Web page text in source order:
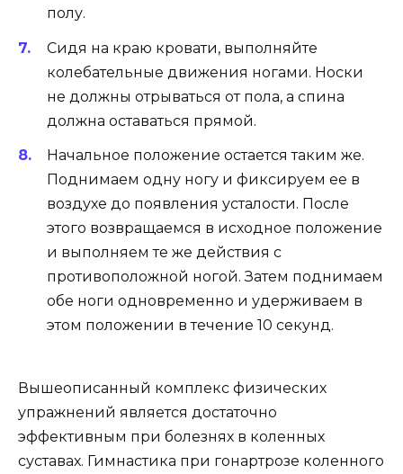
полу.
Сидя на краю кровати, выполняйте
колебательные движения ногами. Носки
не должны отрываться от пола, а спина
должна оставаться прямой.
Начальное положение остается таким же.
Поднимаем одну ногу и фиксируем ее в
воздухе до появления усталости. После
этого возвращаемся в исходное положение
и выполняем те же действия с
противоположной ногой. Затем поднимаем
обе ноги одновременно и удерживаем в
этом положении в течение 10 секунд.
Вышеописанный комплекс физических
упражнений является достаточно
эффективным при болезнях в коленных
суставах. Гимнастика при гонартрозе коленного